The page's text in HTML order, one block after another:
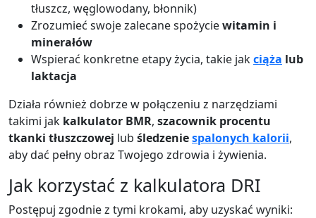
tłuszcz, węglowodany, błonnik)
Zrozumieć swoje zalecane spożyciewitamin i
minerałów
Wspierać konkretne etapy życia, takie jakciąża lub
laktacja
Działa również dobrze w połączeniu z narzędziami
takimi jak kalkulator BMR, szacownik procentu
tkanki tłuszczowej lub śledzeniespalonych kalorii,
aby dać pełny obraz Twojego zdrowia i żywienia.
Jak korzystać z kalkulatora DRI
Postępuj zgodnie z tymi krokami, aby uzyskać wyniki: